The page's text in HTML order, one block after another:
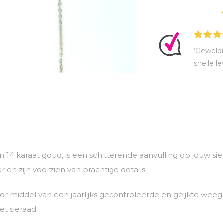
snelle
14 karaat goud, is een schitterende aanvulling op jouw
en zijn voorzien van prachtige details.
middel van een jaarlijks gecontroleerde en geijkte
sieraad.